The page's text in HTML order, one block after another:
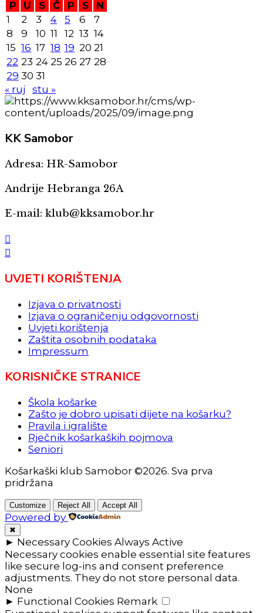
P U S Č P S
N
1
2 3 4 5 6
7
8
9 10 11 12 13 14
15 16 17 18 19 20 21
22 23 24 25 26 27 28
29 30 31
« ruj
stu »
KKSamobor
Adresa: HR-Samobor
Andrije Hebranga 26A
E-mail: klub@kksamobor.hr
UVJETI KORIŠTENJA
Izjava o privatnosti
Izjava o ograničenju odgovornosti
Uvjeti korištenja
Zaštita osobnih podataka
Impressum
KORISNIČKE STRANICE
Škola košarke
Zašto je dobro upisati dijete na košarku?
Pravila i igralište
Rječnik košarkaških pojmova
Seniori
Košarkaški klub Samobor ©2026. Sva prva
pridržana
Customize Reject All Accept All
Powered by
✖
► Necessary Cookies Always Active
Necessary cookies enable essential site features
like secure log-ins and consent preference
adjustments. They do not store personal data.
None
► Functional Cookies Remark